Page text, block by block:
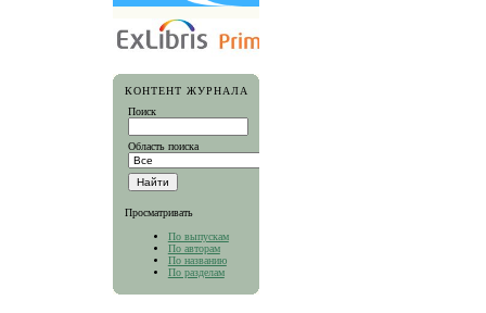
КОНТЕНТ ЖУРНАЛА
Поиск
Область поиска
Просматривать
По выпускам
По авторам
По названию
По разделам